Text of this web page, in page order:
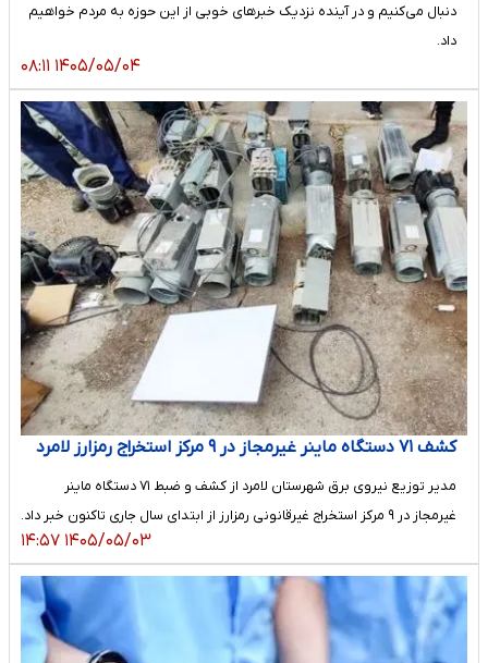
دنبال می‌کنیم و در آینده نزدیک خبرهای خوبی از این حوزه به مردم خواهیم
داد.
۱۴۰۵/۰۵/۰۴ ۰۸:۱۱
کشف ۷۱ دستگاه ماینر غیرمجاز در ۹ مرکز استخراج رمزارز لامرد
مدیر توزیع نیروی برق شهرستان لامرد از کشف و ضبط ۷۱ دستگاه ماینر
غیرمجاز در ۹ مرکز استخراج غیرقانونی رمزارز از ابتدای سال جاری تاکنون خبر داد.
۱۴۰۵/۰۵/۰۳ ۱۴:۵۷